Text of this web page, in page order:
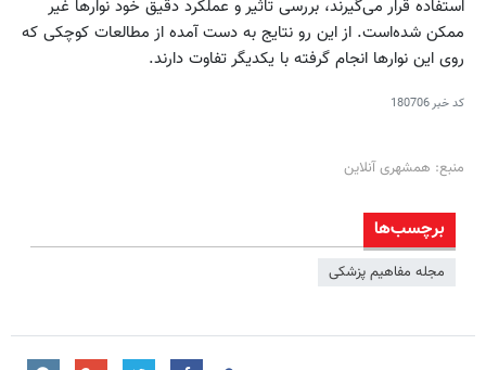
استفاده قرار می‌گیرند، بررسی تاثیر و عملکرد دقیق خود نوارها غیر
ممکن شده‌است. از این رو نتایج به دست آمده از مطالعات کوچکی که
روی این نوارها انجام گرفته با یکدیگر تفاوت دارند.
کد خبر180706
منبع: همشهری آنلاین
برچسب‌ها
مجله مفاهیم پزشکی